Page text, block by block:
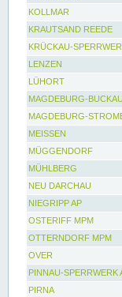
KOLLMAR
KRAUTSAND REEDE
KRÜCKAU-
LENZEN
LÜHORT
MAGDEBURG-BUCKAU
MAGDEBURG-
MEISSEN
MÜGGENDORF
MÜHLBERG
NEU DARCHAU
NIEGRIPP AP
OSTERIFF MPM
OTTERNDORF MPM
OVER
PINNAU-SPERRWERK
PIRNA